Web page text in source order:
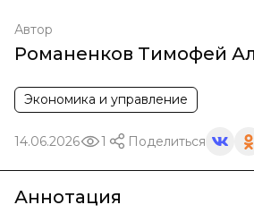
Автор
Романенков Тимофей
Экономика и управление
14.06.2026 1 Поделиться
Аннотация